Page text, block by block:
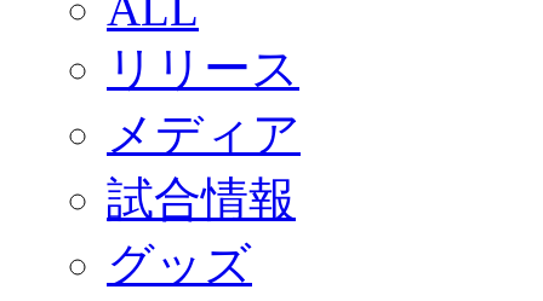
奈良クラブ明治安田J3リーグ2026/27シーズン試
奈良クラブ明治安田Ｊ3リーグ 2026/27シーズン「
観戦ルール＆マナー
2026/27ファンコミュニティ
サポートショップ
GOODS
オフィシャルストア（実店舗）
オンラインストア
ACADEMY
アカデミーについて
リリース
メディア
試合情報
グッズ